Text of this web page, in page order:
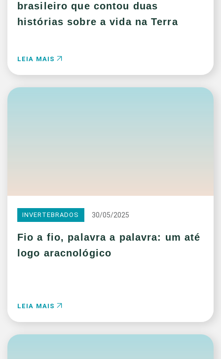
brasileiro que contou duas
histórias sobre a vida na Terra
LEIA MAIS
INVERTEBRADOS 30/05/2025
Fio a fio, palavra a palavra: um até
logo aracnológico
LEIA MAIS